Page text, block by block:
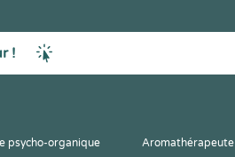
!
psycho-organique
Aromathérapeute